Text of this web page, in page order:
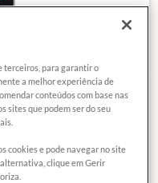
COMPARAR
terceiros, para garantir o
a melhor experiência de
conteúdos com base nas
sites que podem ser do seu
cookies e pode navegar no site
clique em Gerir